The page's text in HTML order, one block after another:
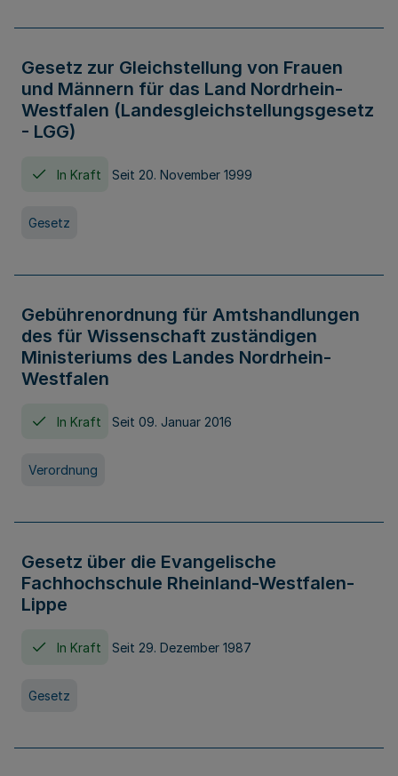
Gesetz zur Gleichstellung von Frauen
und Männern für das Land Nordrhein-
Westfalen (Landesgleichstellungsgesetz
- LGG)
In Kraft Seit 20. November 1999
Gesetz
Gebührenordnung für Amtshandlungen
des für Wissenschaft zuständigen
Ministeriums des Landes Nordrhein-
Westfalen
In Kraft Seit 09. Januar 2016
Verordnung
Gesetz über die Evangelische
Fachhochschule Rheinland-Westfalen-
Lippe
In Kraft Seit 29. Dezember 1987
Gesetz